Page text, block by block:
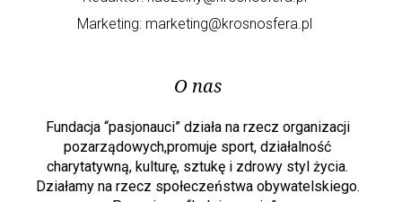
Marketing: marketing@krosnosfera.pl
O nas
Fundacja “pasjonauci” działa na rzecz organizacji
pozarządowych,promuje sport, działalność
charytatywną, kulturę, sztukę i zdrowy styl życia.
Działamy na rzecz społeczeństwa obywatelskiego.